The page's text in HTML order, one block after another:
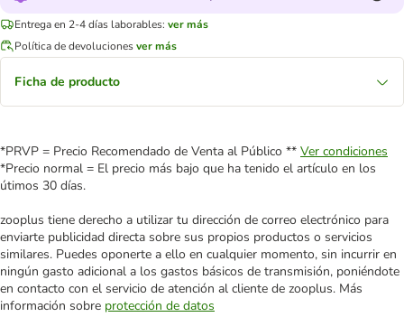
Entrega en 2-4 días laborables: ver más
Política de devolucionesver más
Ficha de producto
*PRVP = Precio Recomendado de Venta al Público ** Ver condiciones
*Precio normal = El precio más bajo que ha tenido el artículo en los
útimos 30 días.
zooplus tiene derecho a utilizar tu dirección de correo electrónico para
enviarte publicidad directa sobre sus propios productos o servicios
similares. Puedes oponerte a ello en cualquier momento, sin incurrir en
ningún gasto adicional a los gastos básicos de transmisión, poniéndote
en contacto con el servicio de atención al cliente de zooplus. Más
información sobre protección de datos